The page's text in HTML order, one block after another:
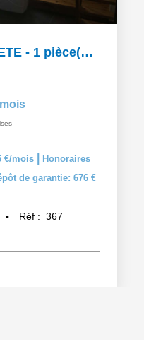
STUDIO MEZZANINE SETE - 1 pièce(s) - 19 m2
€/mois
Honoraires
de garantie: 676 €
Réf : 367